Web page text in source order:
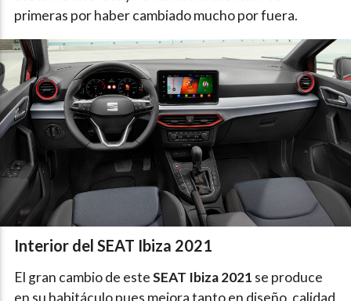
primeras por haber cambiado mucho por fuera.
Interior del SEAT Ibiza 2021
El gran cambio de esteSEAT Ibiza 2021 se produce
en su habitáculo pues mejora tanto en diseño, calidad